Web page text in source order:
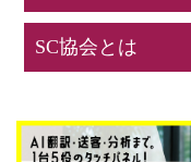
SC協会とは